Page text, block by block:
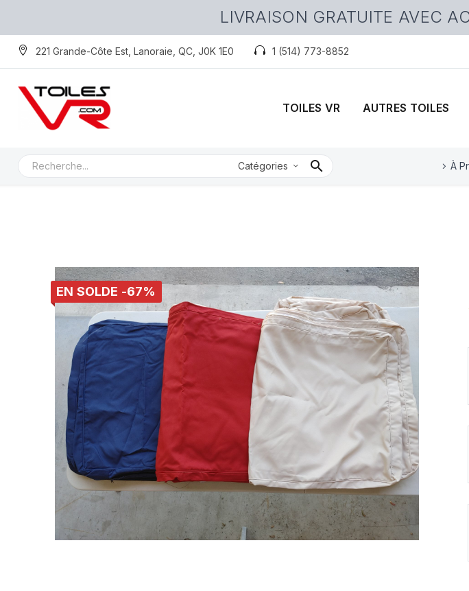
LIVRAISON GRATUITE AVEC
221 Grande-Côte Est, Lanoraie, QC, J0K 1E0 1 (514) 773-8852
TOILES VR AUTRES TOILES
Catégories À
EN SOLDE -67%